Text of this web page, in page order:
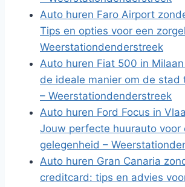
Auto huren Faro Airport
Tips en opties voor een
Weerstationdenderstreek
Auto huren Fiat 500 in
de ideale manier om de stad
– Weerstationdenderstreek
Auto huren Ford Focus in
Jouw perfecte huurauto voor
gelegenheid –
Auto huren Gran Canaria
creditcard: tips en advies